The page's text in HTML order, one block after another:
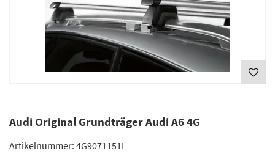
Audi Original Grundträger Audi A6 4G
Artikelnummer: 4G9071151L